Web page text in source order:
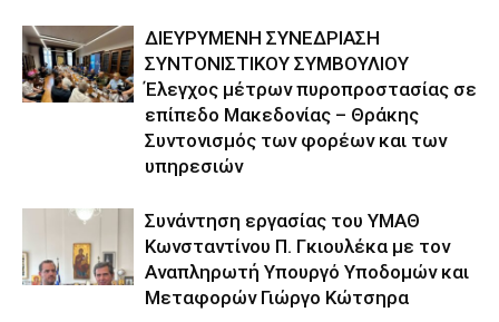
ΔΙΕΥΡΥΜΕΝΗ ΣΥΝΕΔΡΙΑΣΗ
ΣΥΝΤΟΝΙΣΤΙΚΟΥ ΣΥΜΒΟΥΛΙΟΥ
Έλεγχος μέτρων πυροπροστασίας σε
επίπεδο Μακεδονίας – Θράκης
Συντονισμός των φορέων και των
υπηρεσιών
Συνάντηση εργασίας του ΥΜΑΘ
Κωνσταντίνου Π. Γκιουλέκα με τον
Αναπληρωτή Υπουργό Υποδομών και
Μεταφορών Γιώργο Κώτσηρα